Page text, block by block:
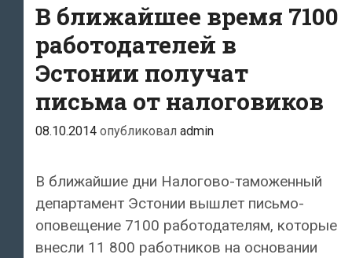
В ближайшее время 7100
работодателей в
Эстонии получат
письма от налоговиков
08.10.2014 опубликовал admin
В ближайшие дни Налогово-таможенный
департамент Эстонии вышлет письмо-
оповещение 7100 работодателям, которые
внесли 11 800 работников на основании